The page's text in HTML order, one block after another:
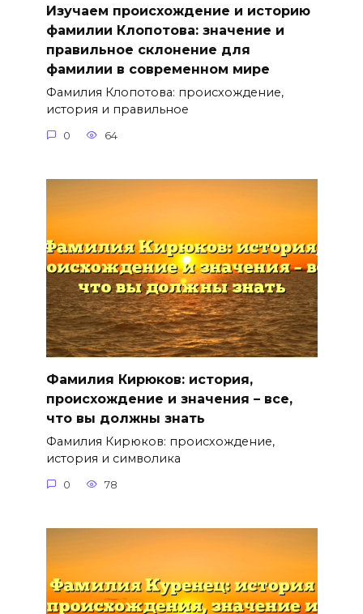
Изучаем происхождение и историю
фамилии Клопотова: значение и
правильное склонение для
фамилии в современном мире
Фамилия Клопотова: происхождение,
история и правильное
0 64
Фамилия Кирюков: история,
происхождение и значения – все,
что вы должны знать
Фамилия Кирюков: происхождение,
история и символика
0 78